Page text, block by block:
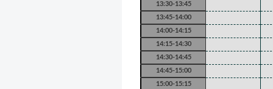
13:30-13:45
13:45-14:00
14:00-14:15
14:15-14:30
14:30-14:45
14:45-15:00
15:00-15:15